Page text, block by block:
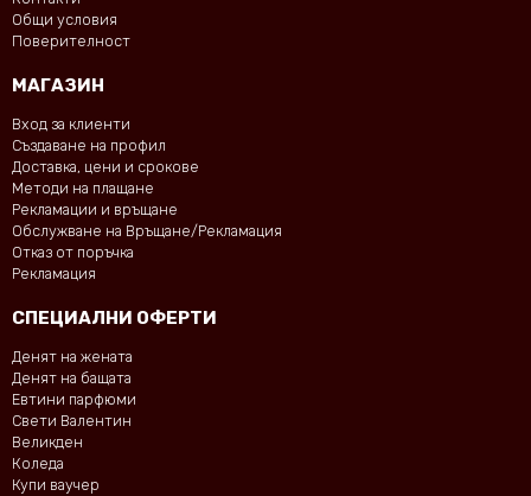
Общи условия
Поверителност
МАГАЗИН
Вход за клиенти
Създаване на профил
Доставка, цени и срокове
Методи на плащане
Рекламации и връщане
Обслужване на Връщане/Рекламация
Отказ от поръчка
Рекламация
СПЕЦИАЛНИ ОФЕРТИ
Денят на жената
Денят на бащата
Евтини парфюми
Свети Валентин
Великден
Коледа
Купи ваучер